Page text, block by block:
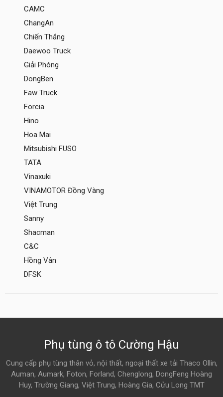
CAMC
ChangAn
Chiến Thắng
Daewoo Truck
Giải Phóng
DongBen
Faw Truck
Forcia
Hino
Hoa Mai
Mitsubishi FUSO
TATA
Vinaxuki
VINAMOTOR Đồng Vàng
Việt Trung
Sanny
Shacman
C&C
Hồng Vân
DFSK
Phụ tùng ô tô Cường Hậu
Cung cấp phụ tùng thân vỏ, nội thất, ngoại thất xe tải Thaco Ollin,
Auman, Aumark, Foton, Forland, Chenglong, DongFeng Hoàng
Huy, Trường Giang, Việt Trung, Hoàng Gia, Cửu Long TMT